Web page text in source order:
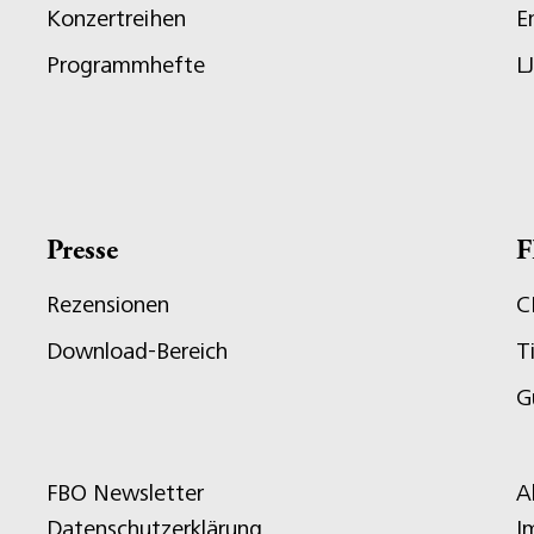
Konzertreihen
Programmhefte
Presse
Rezensionen
Download-Bereich
FBO Newsletter